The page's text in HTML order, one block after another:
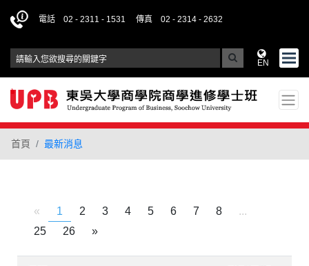
電話 02 - 2311 - 1531 傳真 02 - 2314 - 2632
EN
首頁 最新消息
« 1 2 3 4 5 6 7 8
...
25
26 »